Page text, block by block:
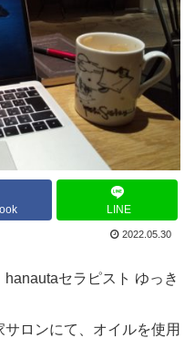
LINE
2022.05.30
セラピスト ゆっき
ロンにて、オイルを使用